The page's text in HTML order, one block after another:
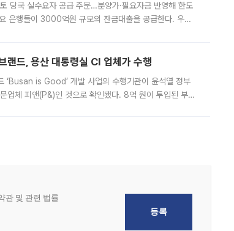
당국 실수요자 공급 주문…분양가·필요자금 반영해 한도
은행들이 3000억원 규모의 잔금대출을 공급한다. 우리
드, 용산 대통령실 CI 업체가 수행
‘Busan is Good’ 개발 사업의 수행기관이 윤석열 정부
업체 피앤(P&)인 것으로 확인됐다. 8억 원이 투입된 부산